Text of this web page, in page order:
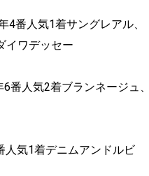
番人気1着サングレアル、
イワデッセー
番人気2着ブランネージュ、
人気1着デニムアンドルビ